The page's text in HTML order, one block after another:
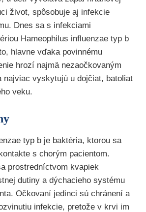
život, spôsobuje aj infekcie
Dnes sa s infekciami
Hameophilus influenzae typ b
hlavne vďaka povinnému
hrozí najmä nezaočkovaným
najviac vyskytujú u dojčiat, batoliat
veku.
typ b je baktéria, ktorou sa
s chorým pacientom.
prostredníctvom kvapiek
dutiny a dýchacieho systému
Očkovaní jedinci sú chránení a
infekcie, pretože v krvi im